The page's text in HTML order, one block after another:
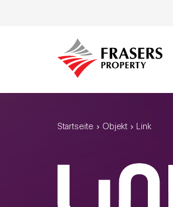
Startseite Objekt Link